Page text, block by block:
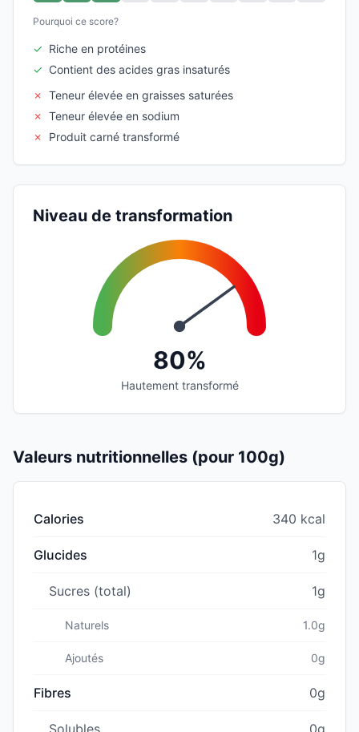
Pourquoi ce score?
✓ Riche en protéines
✓ Contient des acides gras insaturés
✗ Teneur élevée en graisses saturées
✗ Teneur élevée en sodium
✗
Produit carné transformé
Niveau de transformation
80%
Hautement transformé
Valeurs nutritionnelles (pour 100g)
Calories 340 kcal
Glucides 1g
Sucres (total) 1g
Naturels 1.0g
Ajoutés 0g
Fibres 0g
Solubles 0g